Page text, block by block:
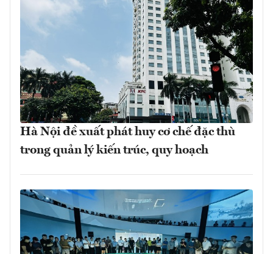
Hà Nội đề xuất phát huy cơ chế đặc thù
trong quản lý kiến trúc, quy hoạch